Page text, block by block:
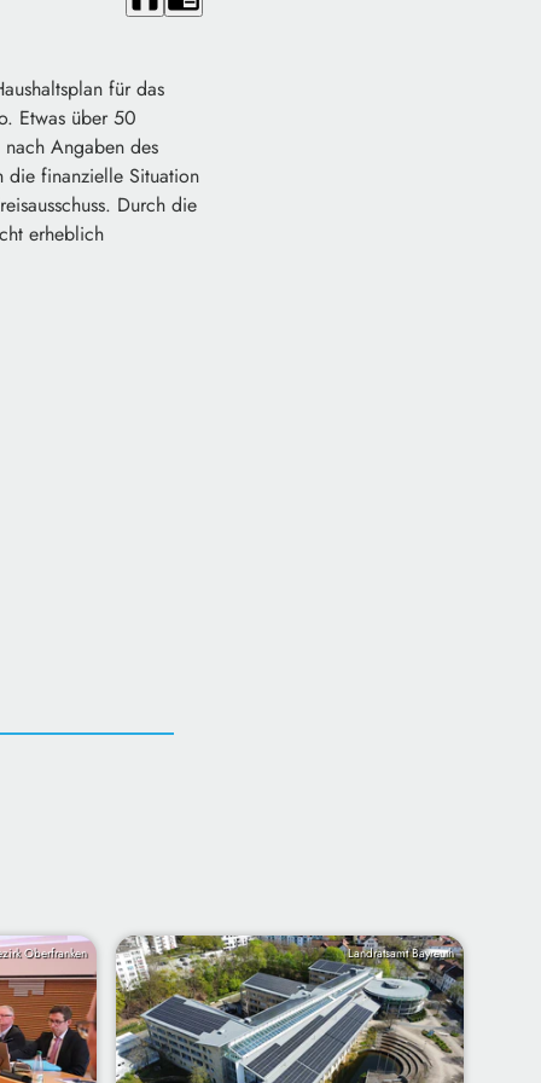
für das
Etwas über 50
Angaben des
die finanzielle Situation
Durch die
erheblich
Oberfranken Landratsamt Bayreuth